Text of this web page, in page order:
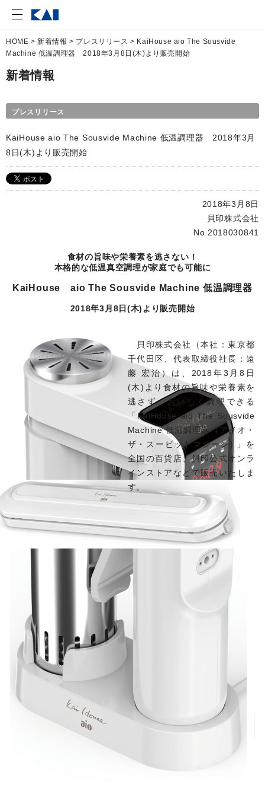
HOME >新着情報 > プレスリリース > KaiHouse aio The Sousvide
Machine 低温調理器 2018年3月8日(木)より販売開始
新着情報
プレスリリース
KaiHouse aio The Sousvide Machine 低温調理器 2018年3月
8日(木)より販売開始
2018年3月8日
貝印株式会社
No.2018030841
食材の旨味や栄養素を逃さない！
本格的な低温真空調理が家庭でも可能に
KaiHouse aio The Sousvide Machine 低温調理器
2018年3月8日(木)より販売開始
貝印株式会社（本社：東京都
千代田区、代表取締役社長：遠
藤 宏治）は、2018年3月8日
(木)より食材の旨味や栄養素を
逃さず、おいしく調理できる
「KaiHouse aio The Sousvide
Machine 低温調理器（アイオ・
ザ・スービッドマシーン) 」を
全国の百貨店、貝印公式オンラ
インストアなどで販売いたしま
す。